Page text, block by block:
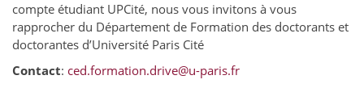
compte étudiant UPCité, nous vous invitons à vous
rapprocher du Département de Formation des doctorants et
doctorantes d’Université Paris Cité
Contact: ced.formation.drive@u-paris.fr